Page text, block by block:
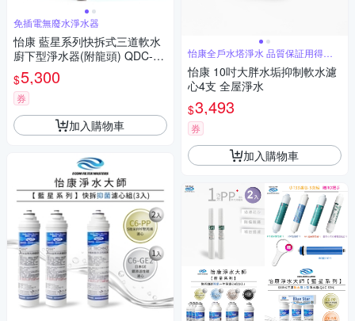
免插電無廢水淨水器
怡康 藍星系列快拆式三道軟水
廚下型淨水器(附龍頭) QDC-63
NF
$5,300
券
加入購物車
怡康全戶水塔淨水 品質保証用得安
心
怡康 10吋大胖水垢抑制軟水濾
心4支 全屋淨水
$3,493
券
加入購物車